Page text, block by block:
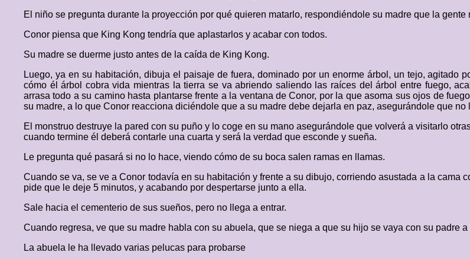
El niño se pregunta durante la proyección por qué quieren matarlo, respondiéndole su madre que la
Conor piensa que King Kong tendría que aplastarlos y acabar con todos.
Su madre se duerme justo antes de la caída de King Kong.
Luego, ya en su habitación, dibuja el paisaje de fuera, dominado por un enorme árbol, un tejo, agitado
cómo él árbol cobra vida mientras la tierra se va abriendo saliendo las raíces del árbol entre fuego,
arrasa todo a su camino hasta plantarse frente a la ventana de Conor, por la que asoma sus ojos de
su madre, a lo que Conor reacciona diciéndole que a su madre debe dejarla en paz, asegurándole que no
El monstruo destruye la pared con su puño y lo coge en su mano asegurándole que volverá a visitarlo
cuando termine él deberá contarle una cuarta y será la verdad que esconde y sueña.
Le pregunta qué pasará si no lo hace, viendo cómo de su boca salen ramas en llamas.
Cuando se va, se ve a Conor todavía en su habitación y frente a su dibujo, corriendo asustada a la cama
pide que le deje 5 minutos, y acabando por despertarse junto a ella.
Sale hacia el cementerio de sus sueños, pero no llega a entrar.
Cuando regresa, ve que su madre habla con su abuela, que se niega a que su hijo se vaya con su padre
La abuela le ha llevado varias pelucas para probarse